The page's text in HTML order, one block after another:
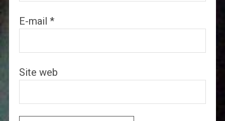
E-mail *
Site web